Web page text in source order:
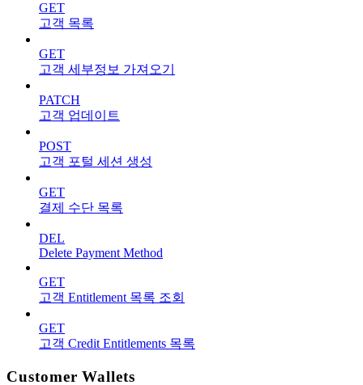
GET
고객 목록
GET
고객 세부정보 가져오기
PATCH
고객 업데이트
POST
고객 포털 세션 생성
GET
결제 수단 목록
DEL
Delete Payment Method
GET
고객 Entitlement 목록 조회
GET
고객 Credit Entitlements 목록
Customer Wallets